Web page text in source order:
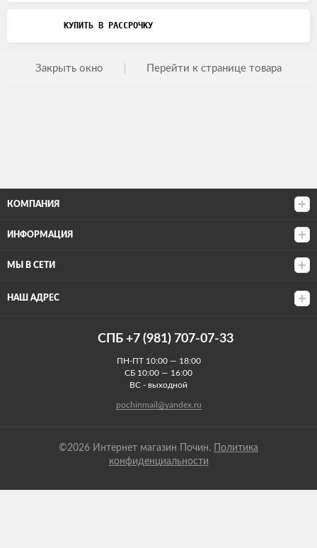
КУПИТЬ В РАССРОЧКУ
Закрыть окно Перейти к странице товара
КОМПАНИЯ
ИНФОРМАЦИЯ
МЫ В СЕТИ
НАШ АДРЕС
СПБ +7 (981) 707-07-33
ПН-ПТ 10:00 — 18:00
СБ 10:00 — 16:00
ВС - выходной
pochinmail@yandex.ru
©2026 Интернет магазин Почин.
Политика
конфиденциальности